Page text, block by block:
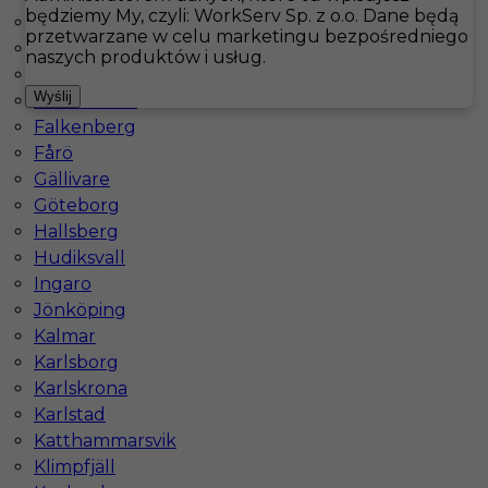
Hotistin Oferty pracyKucharz
Pokaż filtr
Arvika
Åsele
Båtskärsnäs
Falkenberg
Fårö
Gällivare
Göteborg
Hallsberg
Hudiksvall
Ingaro
Jönköping
Kalmar
Karlsborg
Karlskrona
Karlstad
Katthammarsvik
Klimpfjäll
Praca za granicą (Szwecja) - kucharz
Kategoria Kuchnia
Lokalizacja
Löttorp
Wymagane języki
będziemy My, czyli: WorkServ Sp. z o.o. Dane będą
przetwarzane w celu marketingu bezpośredniego
naszych produktów i usług.
Wyślij